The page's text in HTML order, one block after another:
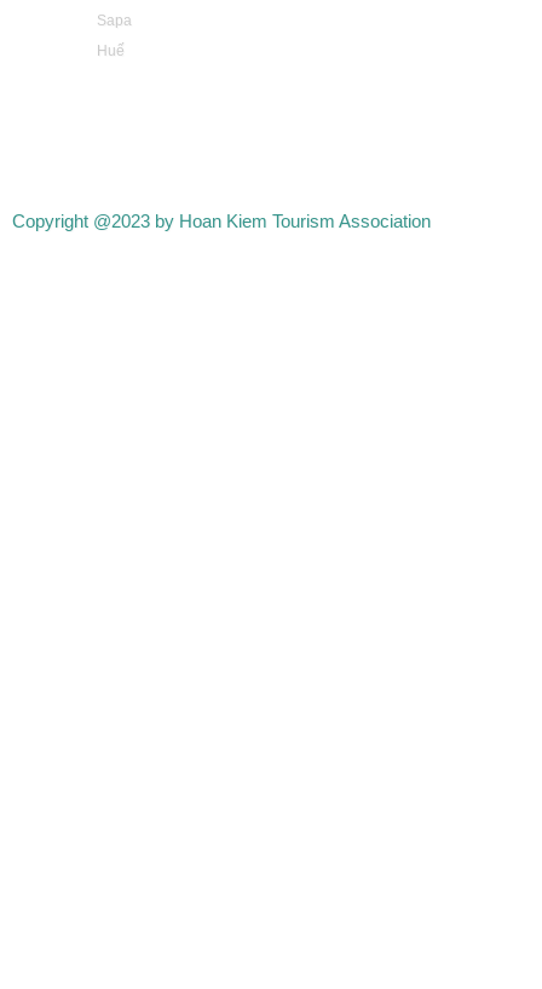
Sapa
Huế
Copyright @2023 by Hoan Kiem Tourism Association